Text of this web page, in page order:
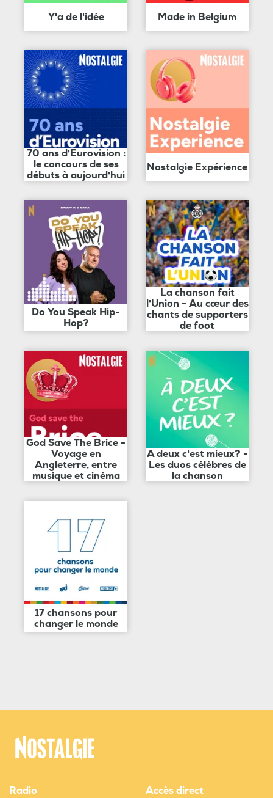
Y'a de l'idée Made in Belgium
70 ans d'Eurovision :
le concours de ses
débuts à aujourd'hui
Nostalgie Expérience
Do You Speak Hip-
Hop?
La chanson fait
l'Union - Au cœur des
chants de supporters
de foot
God Save The Brice -
Voyage en
Angleterre, entre
musique et cinéma
A deux c'est mieux? -
Les duos célèbres de
la chanson
17 chansons pour
changer le monde
Radio Accès direct